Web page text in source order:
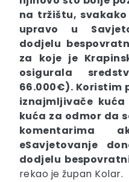
na tržištu,
upravo u
dodjelu
za koje je
osigurala
66.000€). Koristim
iznajmljivače
kuća za odmor da
komentarima
eSavjetovanje
dodjelu
rekao je župan Kolar.